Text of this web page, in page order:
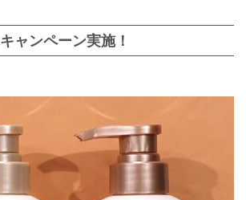
ャンペーン実施！